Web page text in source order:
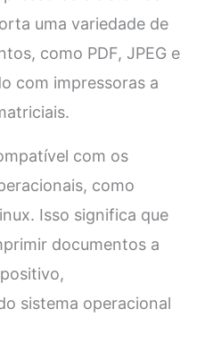
uma variedade de
como PDF, JPEG e
com impressoras a
com os
como
Isso significa que
documentos a
sistema operacional